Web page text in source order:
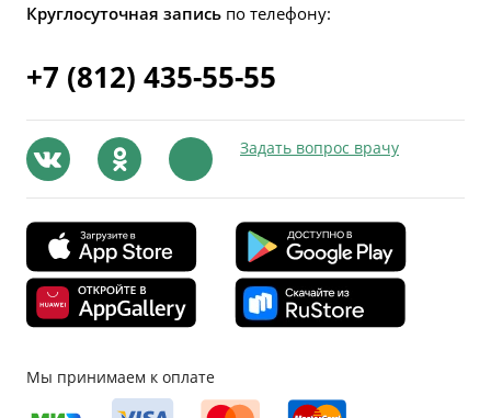
Круглосуточная запись по телефону:
+7 (812) 435-55-55
Задать вопрос врачу
Мы принимаем к оплате